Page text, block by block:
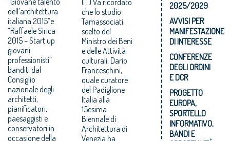
dell’architettura
italiana 2015”e
“Raffaele Sirica
2015 – Start up
giovani
professionisti”
banditi dal
Consiglio
nazionale degli
architetti,
pianificatori,
paesaggisti e
conservatori in
occasione della
che lo studio
Tamassociati,
scelto del
Ministro dei Beni
e delle Attività
culturali, Dario
Franceschini,
quale curatore
del Padiglione
Italia alla
15esima
Biennale di
Architettura di
Venezia ha
2025/2029
AVVISI PER
MANIFESTAZIONE
DI INTERESSE
CONFERENZE
DEGLI ORDINI
E DCR
PROGETTO
EUROPA,
SPORTELLO
INFORMATIVO,
BANDI E